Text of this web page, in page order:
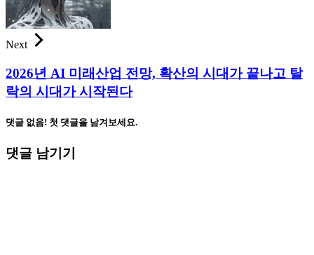
Next
2026년 AI 미래산업 전망, 확산의 시대가 끝나고 탈
락의 시대가 시작된다
댓글 없음! 첫 댓글을 남겨보세요.
댓글 남기기